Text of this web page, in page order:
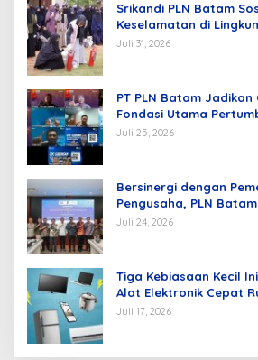
Srikandi PLN Batam
Keselamatan di
Juli 31, 2026
PT PLN Batam Jadikan
Fondasi Utama
dan Pembangunan
Juli 25, 2026
Bersinergi dengan
Pengusaha, PLN Batam
Tanjung Sauh sebagai
Juli 24, 2026
Tiga Kebiasaan Kecil
Alat Elektronik Cepat
Berikan Tips
Juli 17, 2026